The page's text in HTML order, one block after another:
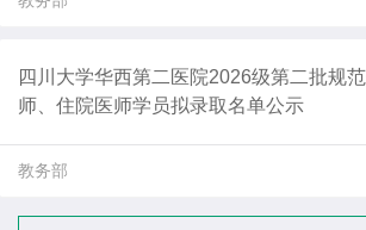
四川大学华西第二医院2026级第二批规
师、住院医师学员拟录取名单公示
教务部